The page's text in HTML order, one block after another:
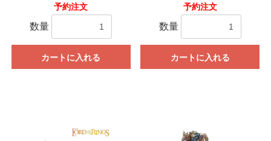
予約注文
数量
カートに入れる
予約注文
数量
カートに入れる